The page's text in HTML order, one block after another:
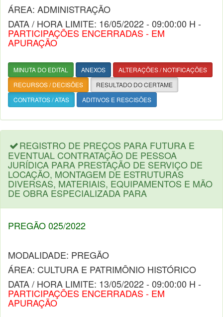
ÁREA: ADMINISTRAÇÃO
DATA / HORA LIMITE: 16/05/2022 - 09:00:00 H -
PARTICIPAÇÕES ENCERRADAS - EM
APURAÇÃO
MINUTA DO EDITAL ANEXOS
ALTERAÇÕES / NOTIFICAÇÕES
RECURSOS / DECISÕES
RESULTADO DO CERTAME
CONTRATOS / ATAS
ADITIVOS E RESCISÕES
REGISTRO DE PREÇOS PARA FUTURA E
EVENTUAL CONTRATAÇÃO DE PESSOA
JURÍDICA PARA PRESTAÇÃO DE SERVIÇO DE
LOCAÇÃO, MONTAGEM DE ESTRUTURAS
DIVERSAS, MATERIAIS, EQUIPAMENTOS E MÃO
DE OBRA ESPECIALIZADA PARA
PREGÃO 025/2022
MODALIDADE: PREGÃO
ÁREA: CULTURA E PATRIMÔNIO HISTÓRICO
DATA / HORA LIMITE: 13/05/2022 - 09:00:00 H -
PARTICIPAÇÕES ENCERRADAS - EM
APURAÇÃO